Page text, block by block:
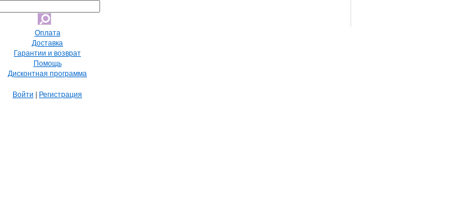
Оплата
Доставка
Гарантии и возврат
Помощь
Дисконтная программа
Войти | Регистрация